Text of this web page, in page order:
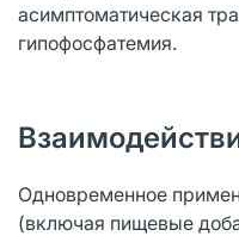
асимптоматическая
гипофосфатемия.
Одновременное
(включая пищевые